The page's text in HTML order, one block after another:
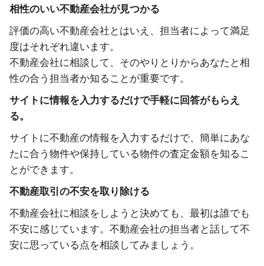
相性のいい不動産会社が見つかる
評価の高い不動産会社とはいえ、担当者によって満足
度はそれぞれ違います。
不動産会社に相談して、そのやりとりからあなたと相
性の合う担当者か知ることが重要です。
サイトに情報を入力するだけで手軽に回答がもらえ
る。
サイトに不動産の情報を入力するだけで、簡単にあな
たに合う物件や保持している物件の査定金額を知るこ
とができます。
不動産取引の不安を取り除ける
不動産会社に相談をしようと決めても、最初は誰でも
不安に感じています。不動産会社の担当者と話して不
安に思っている点を相談してみましょう。